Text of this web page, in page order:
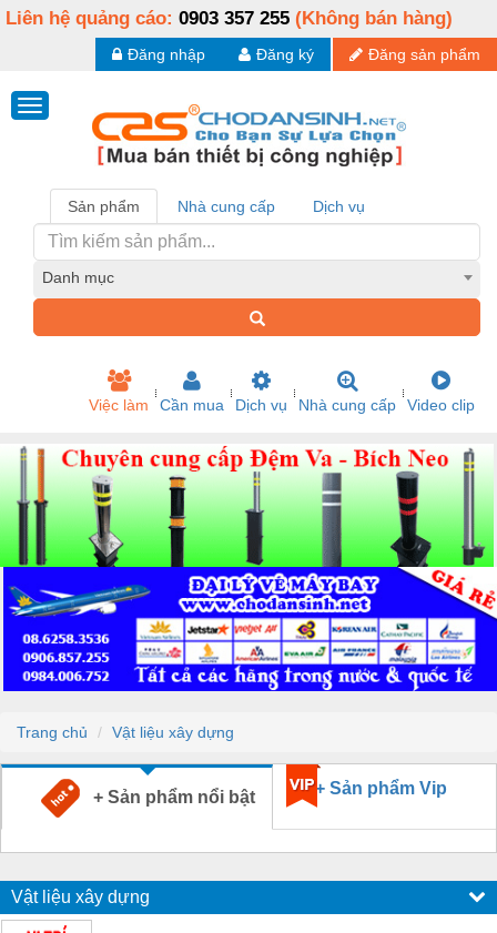
Liên hệ quảng cáo: 0903 357 255 (Không bán hàng)
Đăng sản phẩm
Đăng ký
Đăng nhập
Sản phẩm Nhà cung cấp Dịch vụ
Danh mục
Việc làm Cần mua Dịch vụ Nhà cung cấp Video clip
Trang chủ Vật liệu xây dựng
+ Sản phẩm nổi bật + Sản phẩm Vip
Vật liệu xây dựng